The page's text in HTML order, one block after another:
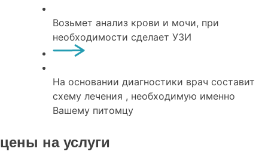
Возьмет анализ крови и мочи, при
необходимости сделает УЗИ
На основании диагностики врач составит
схему лечения , необходимую именно
Вашему питомцу
цены на услуги